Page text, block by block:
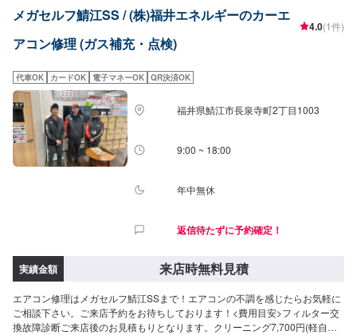
メガセルフ鯖江SS / (株)福井エネルギーのカーエ
アコン修理 (ガス補充・点検)
4.0(1件)
代車OK カードOK 電子マネーOK QR決済OK
福井県鯖江市長泉寺町2丁目1003
9:00 ~ 18:00
年中無休
返信待たずに予約確定！
実績金額 来店時無料見積
エアコン修理はメガセルフ鯖江SSまで！エアコンの不調を感じたらお気軽に
ご相談下さい。ご来店予約をお待ちしております！<費用目安>フィルター交
換故障診断ご来店後のお見積もりとなります。クリーニング7,700円(軽自動